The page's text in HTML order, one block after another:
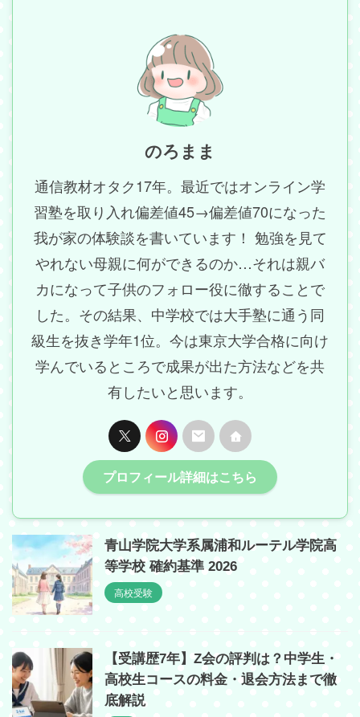
のろまま
通信教材オタク17年。最近ではオンライン学
習塾を取り入れ偏差値45→偏差値70になった
我が家の体験談を書いています！ 勉強を見て
やれない母親に何ができるのか…それは親バ
カになって子供のフォロー役に徹することで
した。その結果、中学校では大手塾に通う同
級生を抜き学年1位。今は東京大学合格に向け
学んでいるところで成果が出た方法などを共
有したいと思います。
プロフィール詳細はこちら
青山学院大学系属浦和ルーテル学院高
等学校 確約基準 2026
高校受験
【受講歴7年】Z会の評判は？中学生・
高校生コースの料金・退会方法まで徹
底解説